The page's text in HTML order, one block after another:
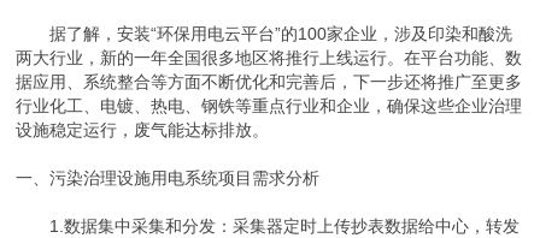
据了解，安装“环保用电云平台”的100家企业，涉及印染和酸洗
两大行业，新的一年全国很多地区将推行上线运行。在平台功能、数
据应用、系统整合等方面不断优化和完善后，下一步还将推广至更多
行业化工、电镀、热电、钢铁等重点行业和企业，确保这些企业治理
设施稳定运行，废气能达标排放。
一、污染治理设施用电系统项目需求分析
1.数据集中采集和分发：采集器定时上传抄表数据给中心，转发